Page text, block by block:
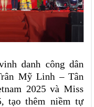
danh công dân
Mỹ Linh – Tân
2025 và Miss
tạo thêm niềm tự